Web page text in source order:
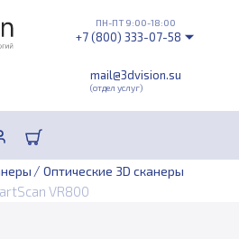
mail@3dvision.su
(отдел услуг)
ПН-ПТ 9:00-18:00
+7 (800) 333-07-58
/ Оптические 3D сканеры
VR800